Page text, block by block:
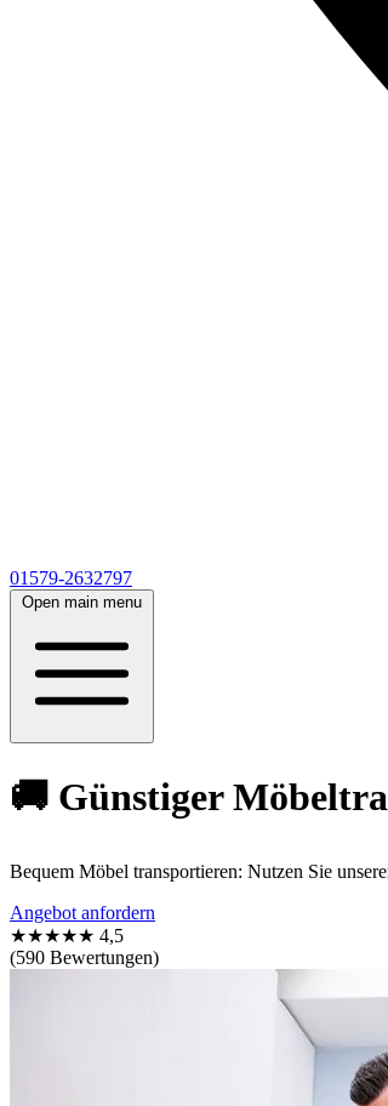
01579-2632797
Open main menu
🚚 Günstiger
Bequem Möbel transportieren: Nutzen Sie
Angebot anfordern
★★★★★ 4,5
(590 Bewertungen)